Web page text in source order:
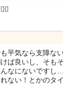
平気なら支障な
ば良いし、そも
なにないですし…
ない！とかのタ